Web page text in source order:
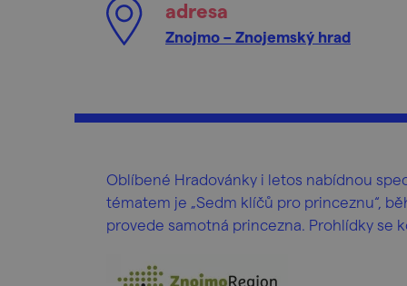
adresa
Znojmo – Znojemský hrad
Oblíbené Hradovánky i letos nabídnou
tématem je „Sedm klíčů pro princeznu“,
provede samotná princezna. Prohlídky se